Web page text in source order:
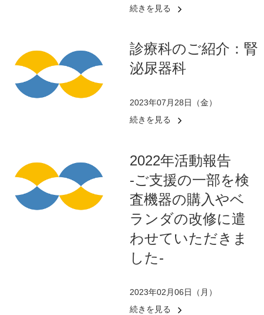
続きを見る
診療科のご紹介：腎
泌尿器科​ ​
2023年07月28日（金）
続きを見る
2022年活動報告
-ご支援の一部を検
査機器の購入やベ
ランダの改修に遣
わせていただきま
した-
2023年02月06日（月）
続きを見る